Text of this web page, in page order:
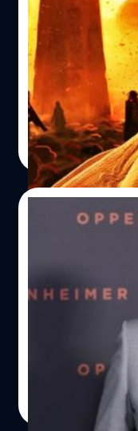
กชันอัดแน่น พลิ
แซ็ก สไนเดอร์
Johnstad) ผู้ร่วมเขี
Reporter ถึงหนัง
เวอร์ชัน 'Director
หนึ่ง หลังจากที่
สตรีมมิงในวันที่ 19
ถึง 'Rebel Moon
คาดหวังได้เลยว่า
เหมือนกับได้นั่งรถ
สุชยา เกษจำรัส| 951
Read More
Christopher
นี้เรื่องไหน ที่
Snyder
คริสโตเฟอร์ โนแลน
โรยุคนี้เรื่องไหนที่
ประภาส อยู่เย็น | 952